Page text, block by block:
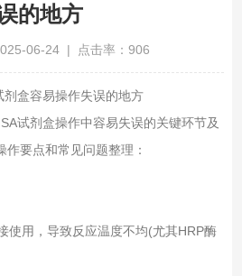
的地方
06-24 | 点击率：906
盒容易操作失误的地方
试剂盒操作中容易失误的关键环节及
要点和常见问题整理：
用，导致反应温度不均(尤其HRP酶